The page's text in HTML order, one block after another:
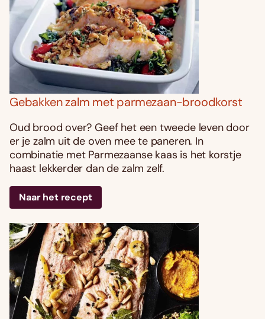
Gebakken zalm met parmezaan-broodkorst
Oud brood over? Geef het een tweede leven door
er je zalm uit de oven mee te paneren. In
combinatie met Parmezaanse kaas is het korstje
haast lekkerder dan de zalm zelf.
Naar het recept